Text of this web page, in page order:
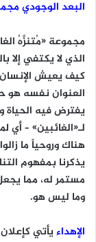
البعد الوجودي
مجموعة «مُتنزَّهُ
الذي لا يكتفي إلا
كيف يعيش الإنسان
العنوان نفسه هو
يفترض فيه
لـ«الغائبين» –
هناك وروحياً ما
يذكرنا بمفهوم
مستمر له، مما
وما ليس هو.
الإهداءيأتي